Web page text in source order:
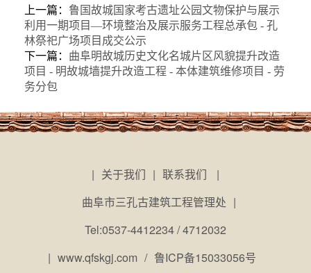
上一篇： 鲁国故城国家考古遗址公园文物保护与展示
利用一期项目—环境整治及展示服务工程总承包 - 孔
林祭祀广场项目成交公示
下一篇： 曲阜明故城历史文化名城片区风貌提升改造
项目 - 明故城墙提升改造工程 - 本体建筑维修项目 - 劳
务分包
| 关于我们 | 联系我们
|
曲阜市三孔古建筑工程管理处 |
Tel:0537-4412234 / 4712032
| www.qfskgj.com / 鲁ICP备15033056号